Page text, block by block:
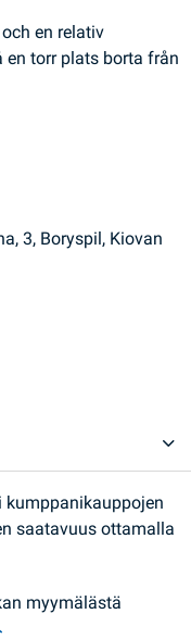
en relativ
en torr plats borta från
3, Boryspil, Kiovan
kumppanikauppojen
saatavuus ottamalla
myymälästä